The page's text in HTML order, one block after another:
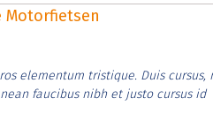
Motorfietsen
elementum tristique. Duis cursus,
faucibus nibh et justo cursus id